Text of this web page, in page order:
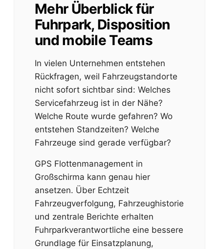
Mehr Überblick für
Fuhrpark, Disposition
und mobile Teams
In vielen Unternehmen entstehen
Rückfragen, weil Fahrzeugstandorte
nicht sofort sichtbar sind: Welches
Servicefahrzeug ist in der Nähe?
Welche Route wurde gefahren? Wo
entstehen Standzeiten? Welche
Fahrzeuge sind gerade verfügbar?
GPS Flottenmanagement in
Großschirma kann genau hier
ansetzen. Über Echtzeit
Fahrzeugverfolgung, Fahrzeughistorie
und zentrale Berichte erhalten
Fuhrparkverantwortliche eine bessere
Grundlage für Einsatzplanung,